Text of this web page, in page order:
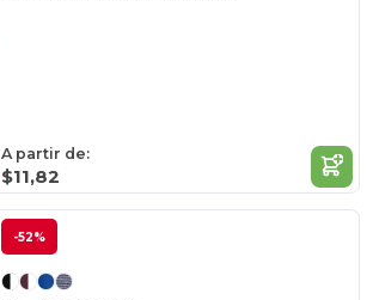
A partir de:
$11,82
-52%